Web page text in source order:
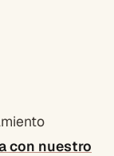
con nuestro